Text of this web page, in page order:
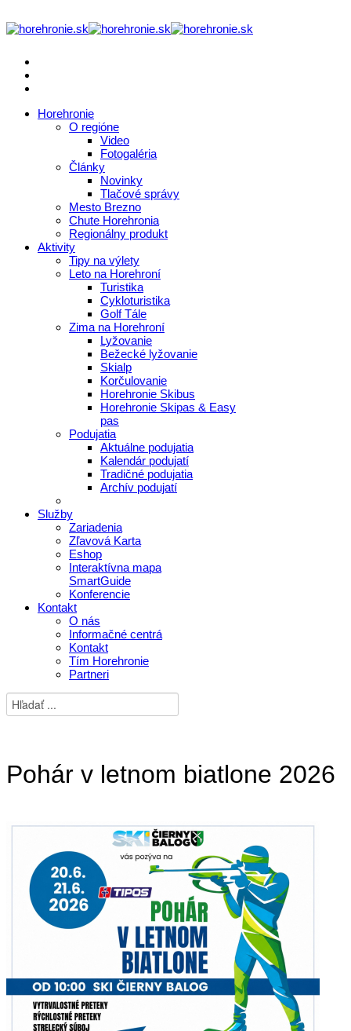
Horehronie
O regióne
Video
Fotogaléria
Články
Novinky
Tlačové správy
Mesto Brezno
Chute Horehronia
Regionálny produkt
Aktivity
Tipy na výlety
Leto na Horehroní
Turistika
Cykloturistika
Golf Tále
Zima na Horehroní
Lyžovanie
Bežecké lyžovanie
Skialp
Korčulovanie
Horehronie Skibus
Horehronie Skipas & Easy
pas
Podujatia
Aktuálne podujatia
Kalendár podujatí
Tradičné podujatia
Archív podujatí
Služby
Zariadenia
Zľavová Karta
Eshop
Interaktívna mapa
SmartGuide
Konferencie
Kontakt
O nás
Informačné centrá
Kontakt
Tím Horehronie
Partneri
Pohár v letnom biatlone 2026